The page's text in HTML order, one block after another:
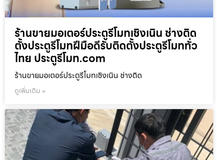
ร้านขายมอเตอร์ประตูรีโมทเชิงเนิน ช่างติด
ตั้งประตูรีโมทฝีมือดีรับติดตั้งประตูรีโมททั่ว
ไทย ประตูรีโมท.com
ร้านขายมอเตอร์ประตูรีโมทเชิงเนิน ช่างติด
ดูเพิ่มเติม »